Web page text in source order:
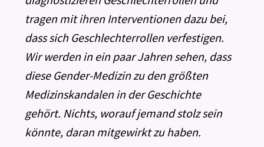
tragen mit ihren Interventionen dazu bei,
dass sich Geschlechterrollen verfestigen.
Wir werden in ein paar Jahren sehen, dass
diese Gender-Medizin zu den größten
Medizinskandalen in der Geschichte
gehört. Nichts, worauf jemand stolz sein
könnte, daran mitgewirkt zu haben.